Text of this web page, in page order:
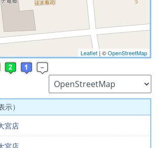
Leaflet | ©OpenStreetMap
）
宮店